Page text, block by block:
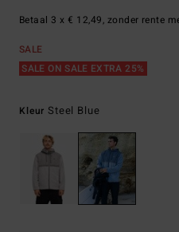
Betaal 3 x € 12,49, zonder rente
SALE
SALE ON SALE EXTRA 25%
Kleur Steel Blue